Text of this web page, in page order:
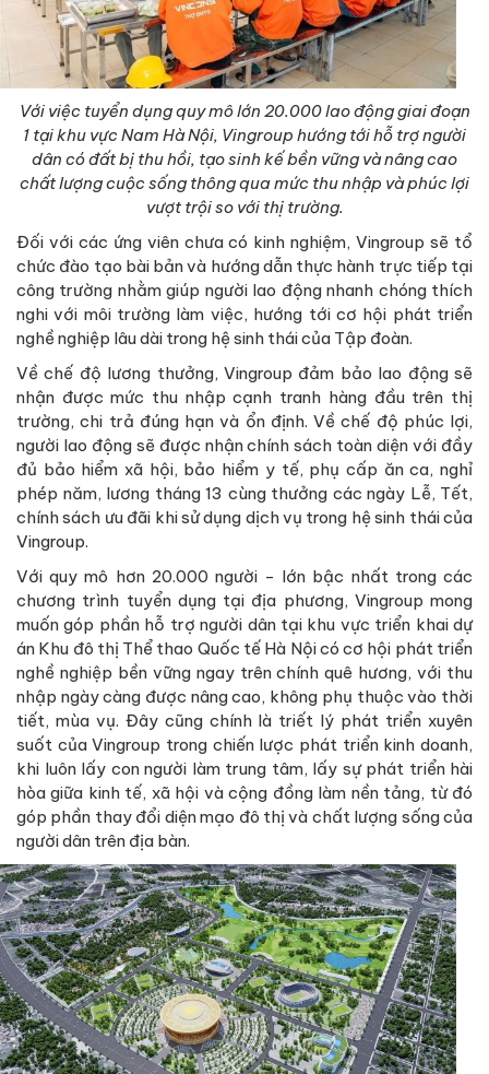
Với việc tuyển dụng quy mô lớn 20.000 lao động giai đoạn
1 tại khu vực Nam Hà Nội, Vingroup hướng tới hỗ trợ người
dân có đất bị thu hồi, tạo sinh kế bền vững và nâng cao
chất lượng cuộc sống thông qua mức thu nhập và phúc lợi
vượt trội so với thị trường.
Đối với các ứng viên chưa có kinh nghiệm, Vingroup sẽ tổ
chức đào tạo bài bản và hướng dẫn thực hành trực tiếp tại
công trường nhằm giúp người lao động nhanh chóng thích
nghi với môi trường làm việc, hướng tới cơ hội phát triển
nghề nghiệp lâu dài trong hệ sinh thái của Tập đoàn.
Về chế độ lương thưởng, Vingroup đảm bảo lao động sẽ
nhận được mức thu nhập cạnh tranh hàng đầu trên thị
trường, chi trả đúng hạn và ổn định. Về chế độ phúc lợi,
người lao động sẽ được nhận chính sách toàn diện với đầy
đủ bảo hiểm xã hội, bảo hiểm y tế, phụ cấp ăn ca, nghỉ
phép năm, lương tháng 13 cùng thưởng các ngày Lễ, Tết,
chính sách ưu đãi khi sử dụng dịch vụ trong hệ sinh thái của
Vingroup.
Với quy mô hơn 20.000 người - lớn bậc nhất trong các
chương trình tuyển dụng tại địa phương, Vingroup mong
muốn góp phần hỗ trợ người dân tại khu vực triển khai dự
án Khu đô thị Thể thao Quốc tế Hà Nội có cơ hội phát triển
nghề nghiệp bền vững ngay trên chính quê hương, với thu
nhập ngày càng được nâng cao, không phụ thuộc vào thời
tiết, mùa vụ. Đây cũng chính là triết lý phát triển xuyên
suốt của Vingroup trong chiến lược phát triển kinh doanh,
khi luôn lấy con người làm trung tâm, lấy sự phát triển hài
hòa giữa kinh tế, xã hội và cộng đồng làm nền tảng, từ đó
góp phần thay đổi diện mạo đô thị và chất lượng sống của
người dân trên địa bàn.